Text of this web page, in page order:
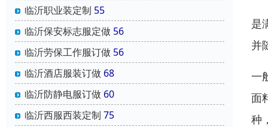
临沂职业装定制 55
临沂保安标志服定做 56
临沂劳保工作服订做 56
临沂酒店服装订做 68
临沂防静电服订做 60
临沂西服西装定制 75
是
并
一
面
种